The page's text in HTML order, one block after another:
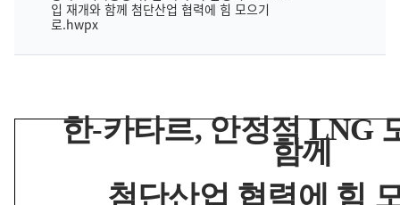
입 재개와 함께 첨단산업 협력에 힘 모으기
로.hwpx
한-카타르,안정적LNG
함께
첨단산업 협력에 힘